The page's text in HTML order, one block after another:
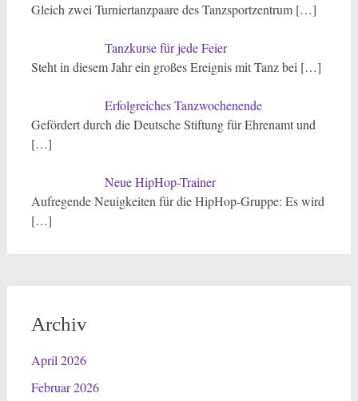
Gleich zwei Turniertanzpaare des Tanzsportzentrum […]
Tanzkurse für jede Feier
Steht in diesem Jahr ein großes Ereignis mit Tanz bei […]
Erfolgreiches Tanzwochenende
Gefördert durch die Deutsche Stiftung für Ehrenamt und
[…]
Neue HipHop-Trainer
Aufregende Neuigkeiten für die HipHop-Gruppe: Es wird
[…]
Archiv
April 2026
Februar 2026